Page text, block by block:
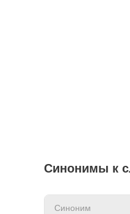
Синонимы к
Синоним